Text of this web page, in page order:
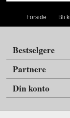
Forside Bli
Bestselgere
Partnere
Din konto